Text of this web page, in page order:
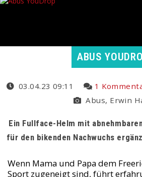
ABUS
03.04.23 09:11 1
Abus, Erwin
Ein Fullface-Helm mit
für den bikenden Nachwuchs
Wenn Mama und Papa dem
Sport zugeneigt sind, führt